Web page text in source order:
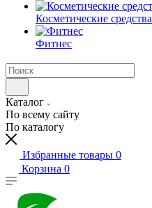
Косметические средства
Фитнес
Каталог
По всему сайту
По каталогу
Избранные товары 0
Корзина 0